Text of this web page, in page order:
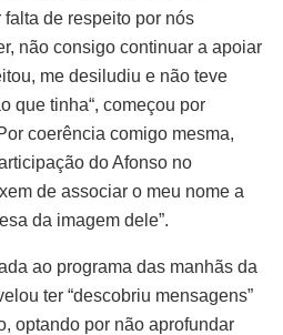
de respeito por nós
não consigo continuar a apoiar
me desiludiu e não teve
que tinha“, começou por
coerência comigo mesma,
do Afonso no
de associar o meu nome a
da imagem dele”.
ao programa das manhãs da
ter “descobriu mensagens”
optando por não aprofundar